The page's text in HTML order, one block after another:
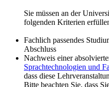
Sie müssen an der
folgenden Kriterien
Fachlich passendes
Abschluss
Nachweis einer
Sprachtechnologien und
dass diese
Bitte beachten Sie, dass